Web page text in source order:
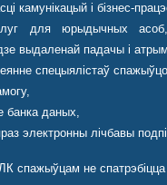
камунікацый і бізнес-
для юрыдычных
выдаленай падачы і
спецыялістаў
банка даных,
электронны лічбавы
спажыўцам не спатрэбіцца